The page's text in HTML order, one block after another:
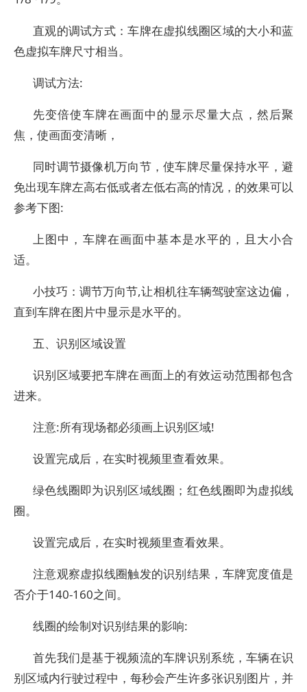
直观的调试方式：车牌在虚拟线圈区域的大小和蓝
色虚拟车牌尺寸相当。
调试方法:
先变倍使车牌在画面中的显示尽量大点，然后聚
焦，使画面变清晰，
同时调节摄像机万向节，使车牌尽量保持水平，避
免出现车牌左高右低或者左低右高的情况，的效果可以
参考下图:
上图中，车牌在画面中基本是水平的，且大小合
适。
小技巧：调节万向节,让相机往车辆驾驶室这边偏，
直到车牌在图片中显示是水平的。
五、识别区域设置
识别区域要把车牌在画面上的有效运动范围都包含
进来。
注意:所有现场都必须画上识别区域!
设置完成后，在实时视频里查看效果。
绿色线圈即为识别区域线圈；红色线圈即为虚拟线
圈。
设置完成后，在实时视频里查看效果。
注意观察虚拟线圈触发的识别结果，车牌宽度值是
否介于140-160之间。
线圈的绘制对识别结果的影响:
首先我们是基于视频流的车牌识别系统，车辆在识
别区域内行驶过程中，每秒会产生许多张识别图片，并